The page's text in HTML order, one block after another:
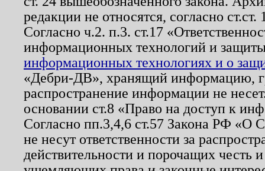
редакции не относятся, согласно
Согласно ч.2. п.3. ст.17
информационных технологий и
информационных технологиях и о
«Дебри-ДВ», хранящий информацию,
распространение информации не
основании ст.8 «Право на доступ к
Согласно пп.3,4,6 ст.57 Закона РФ «О
не несут ответственности за
действительности и порочащих честь